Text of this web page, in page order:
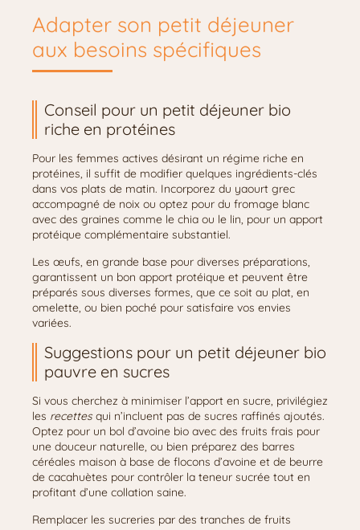
Adapter son petit déjeuner
aux besoins spécifiques
Conseil pour un petit déjeuner bio
riche en protéines
Pour les femmes actives désirant un régime riche en
protéines, il suffit de modifier quelques ingrédients-clés
dans vos plats de matin. Incorporez du yaourt grec
accompagné de noix ou optez pour du fromage blanc
avec des graines comme le chia ou le lin, pour un apport
protéique complémentaire substantiel.
Les œufs, en grande base pour diverses préparations,
garantissent un bon apport protéique et peuvent être
préparés sous diverses formes, que ce soit au plat, en
omelette, ou bien poché pour satisfaire vos envies
variées.
Suggestions pour un petit déjeuner bio
pauvre en sucres
Si vous cherchez à minimiser l’apport en sucre, privilégiez
les recettesqui n’incluent pas de sucres raffinés ajoutés.
Optez pour un bol d’avoine bio avec des fruits frais pour
une douceur naturelle, ou bien préparez des barres
céréales maison à base de flocons d’avoine et de beurre
de cacahuètes pour contrôler la teneur sucrée tout en
profitant d’une collation saine.
Remplacer les sucreries par des tranches de fruits